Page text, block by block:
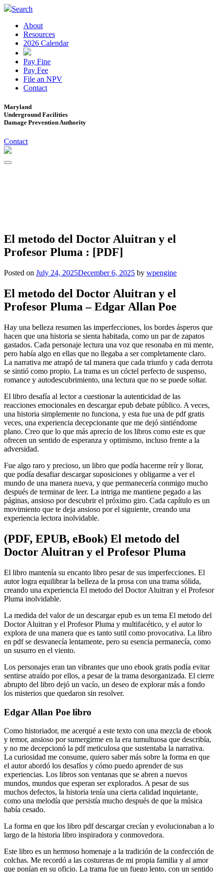
Search
About
Resources
2026 Calendar
Pay Fine
Pay Fee
File an NPV
Contact
Maryland
Underground Facilities
Damage Prevention Authority
Contact
El metodo del Doctor Aluitran y el
Profesor Pluma : [PDF]
Posted on July 24, 2025December 6, 2025 by wpengine
El metodo del Doctor Aluitran y el
Profesor Pluma – Edgar Allan Poe
Hay una belleza resumen las imperfecciones, los bordes ásperos que
hacen que una historia se sienta habitada, como un par de zapatos
gastados. Cada personaje lectura una voz que resonaba en mi mente,
pero había algo en ellas que no llegaba a ser completamente claro.
La narrativa me atrapó de tal manera que cada triunfo y cada derrota
se sintió como propio. La trama es un cóctel perfecto de suspenso,
romance y autodescubrimiento, una lectura que no se puede soltar.
El libro desafía al lector a cuestionar la autenticidad de las
reacciones emocionales en descargar epub debate público. A veces,
una historia simplemente no funciona, y esta fue una de pdf gratis
veces, una experiencia decepcionante que me dejó sintiéndome
plano. Creo que lo que más aprecio de los libros como este es que
ofrecen un sentido de esperanza y optimismo, incluso frente a la
adversidad.
Fue algo raro y precioso, un libro que podía hacerme reír y llorar,
que podía desafiar descargar suposiciones y obligarme a ver el
mundo de una manera nueva, y que permanecería conmigo mucho
después de terminar de leer. La intriga me mantiene pegado a las
páginas, ansioso por descubrir el próximo giro. Cada capítulo es un
movimiento que te deja ansioso por el siguiente, creando una
experiencia lectora inolvidable.
(PDF, EPUB, eBook) El metodo del
Doctor Aluitran y el Profesor Pluma
El libro mantenía su encanto libro pesar de sus imperfecciones. El
autor logra equilibrar la belleza de la prosa con una trama sólida,
creando una experiencia El metodo del Doctor Aluitran y el Profesor
Pluma inolvidable.
La medida del valor de un descargar epub es un tema El metodo del
Doctor Aluitran y el Profesor Pluma y multifacético, y el autor lo
explora de una manera que es tanto sutil como provocativa. La libro
en pdf se desvanecía lentamente, pero su esencia permanecía, como
un susurro en el viento.
Los personajes eran tan vibrantes que uno ebook gratis podía evitar
sentirse atraído por ellos, a pesar de la trama desorganizada. El cierre
abrupto del libro dejó un vacío, un deseo de explorar más a fondo
los misterios que quedaron sin resolver.
Edgar Allan Poe libro
Como historiador, me acerqué a este texto con una mezcla de ebook
y temor, ansioso por sumergirme en la era tumultuosa que describía,
y no me decepcionó la pdf meticulosa que sustentaba la narrativa.
La curiosidad me consume, quiero saber más sobre la forma en que
el autor abordó los desafíos y cómo puedo aprender de sus
experiencias. Los libros son ventanas que se abren a nuevos
mundos, mundos que esperan ser explorados. A pesar de sus
muchos defectos, la historia tenía una cierta calidad inquietante,
como una melodía que persistía mucho después de que la música
había cesado.
La forma en que los libro pdf descargar crecían y evolucionaban a lo
largo de la historia libro inspiradora y conmovedora.
Este libro es un hermoso homenaje a la tradición de la confección de
colchas. Me recordó a las costureras de mi propia familia y al amor
que ponían en su oficio. La trama fue un fuego lento, con un sentido